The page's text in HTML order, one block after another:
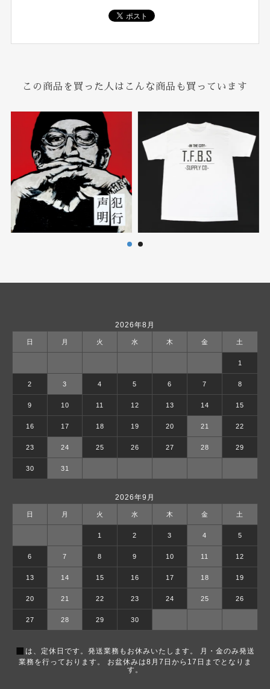
この商品を買った人はこんな商品も買っています
2026年8月
日 月 火 水 木 金 土
1
2 3 4 5 6 7 8
9 10 11 12 13 14 15
16 17 18 19 20 21 22
23 24 25 26 27 28 29
30 31
2026年9月
日 月 火 水 木 金 土
1 2 3 4 5
6 7 8 9 10 11 12
13 14 15 16 17 18 19
20 21 22 23 24 25 26
27 28 29 30
■ は、定休日です。発送業務もお休みいたします。 月・金のみ発送
業務を行っております。 お盆休みは8月7日から17日までとなりま
す。